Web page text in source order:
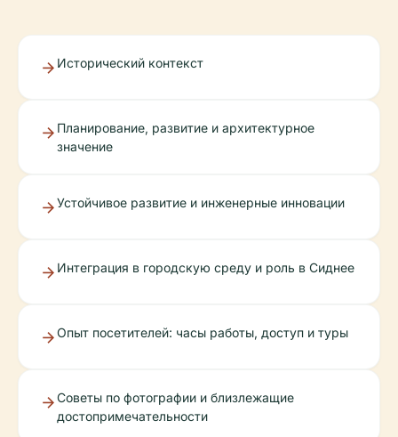
Исторический контекст
Планирование, развитие и архитектурное
значение
Устойчивое развитие и инженерные инновации
Интеграция в городскую среду и роль в Сиднее
Опыт посетителей: часы работы, доступ и туры
Советы по фотографии и близлежащие
достопримечательности